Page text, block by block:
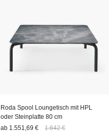
Roda Spool Loungetisch mit HPL
oder Steinplatte 80 cm
ab 1.551,69 € 1.642 €